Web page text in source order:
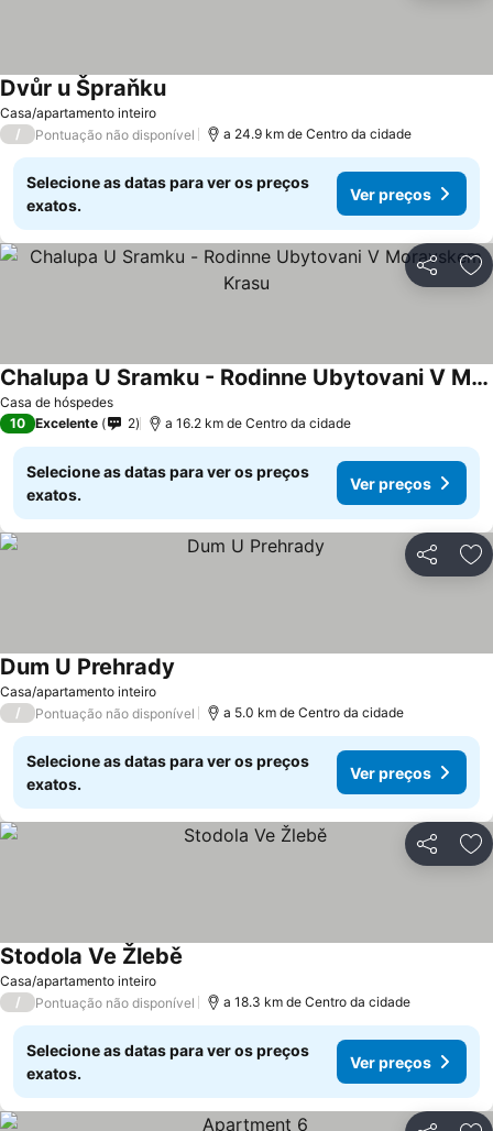
Casa/apartamento inteiro
Dvůr u ŠpraňkuVer preços
/ Pontuação não disponível a 24.9 km de Centro da cidade
Selecione as datas para ver os preços
exatos.
Ver preços
Partilhar
Casa de hóspedes
Chalupa U Sramku - Rodinne Ubytovani V Moravskem Krasu
Ver preços
10 Excelente 2 a 16.2 km de Centro da cidade
Selecione as datas para ver os preços
exatos.
Ver preços
Partilhar
Casa/apartamento inteiro
Dum U Prehrady
/ Pontuação não disponível a 5.0 km de Centro da cidade
Selecione as datas para ver os preços
exatos.
Ver preços
Partilhar
Casa/apartamento inteiro
Stodola Ve Žlebě
/ Pontuação não disponível a 18.3 km de Centro da cidade
Selecione as datas para ver os preços
exatos.
Ver preços